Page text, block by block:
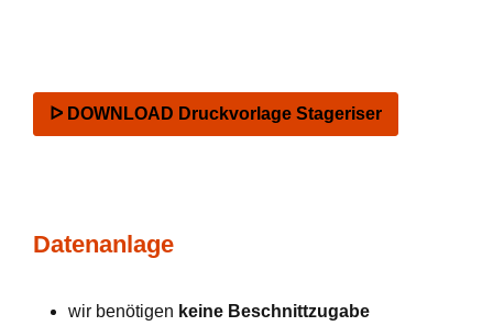
ᐅ DOWNLOAD Druckvorlage Stageriser
Datenanlage
wir benötigen keine Beschnittzugabe